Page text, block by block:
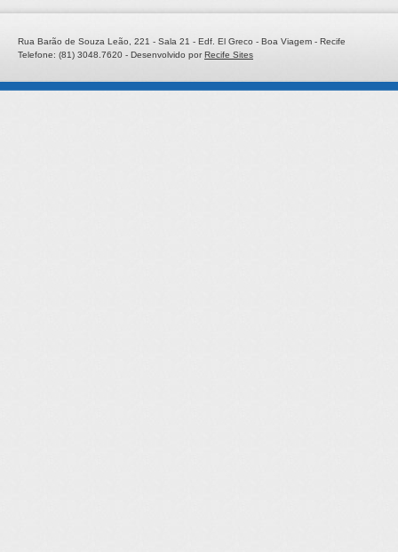
Rua Barão de Souza Leão, 221 - Sala 21 - Edf. El Greco - Boa Viagem - Recife
Telefone: (81) 3048.7620 - Desenvolvido porRecife Sites